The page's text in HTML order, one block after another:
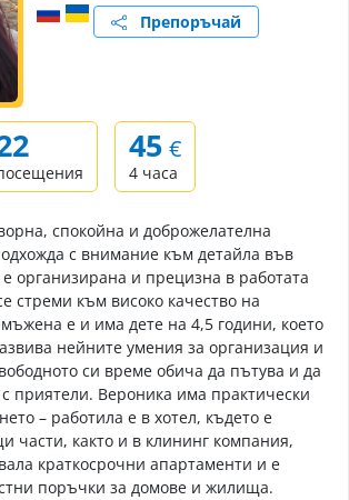
Препоръчай
45 €
4 часа
спокойна и доброжелателна
с внимание към детайла във
е организирана и прецизна в работата
стреми към високо качество на
е и има дете на 4,5 години, което
нейните умения за организация и
си време обича да пътува и да
приятели. Вероника има практически
– работила е в хотел, където е
части, както и в клининг компания,
краткосрочни апартаменти и е
поръчки за домове и жилища.